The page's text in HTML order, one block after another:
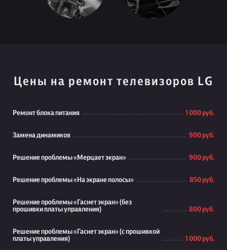
Цены на ремонт телевизоров LG
Ремонт блока питания 1 000 руб.
Замена динамиков 900 руб.
Решение проблемы «Мерцает экран» 900 руб.
Решение проблемы «На экране полосы» 850 руб.
Решение проблемы «Гаснет экран» (без
прошивки платы управления)
800 руб.
Решение проблемы «Гаснет экран» (с прошивкой
платы управления)
1 000 руб.